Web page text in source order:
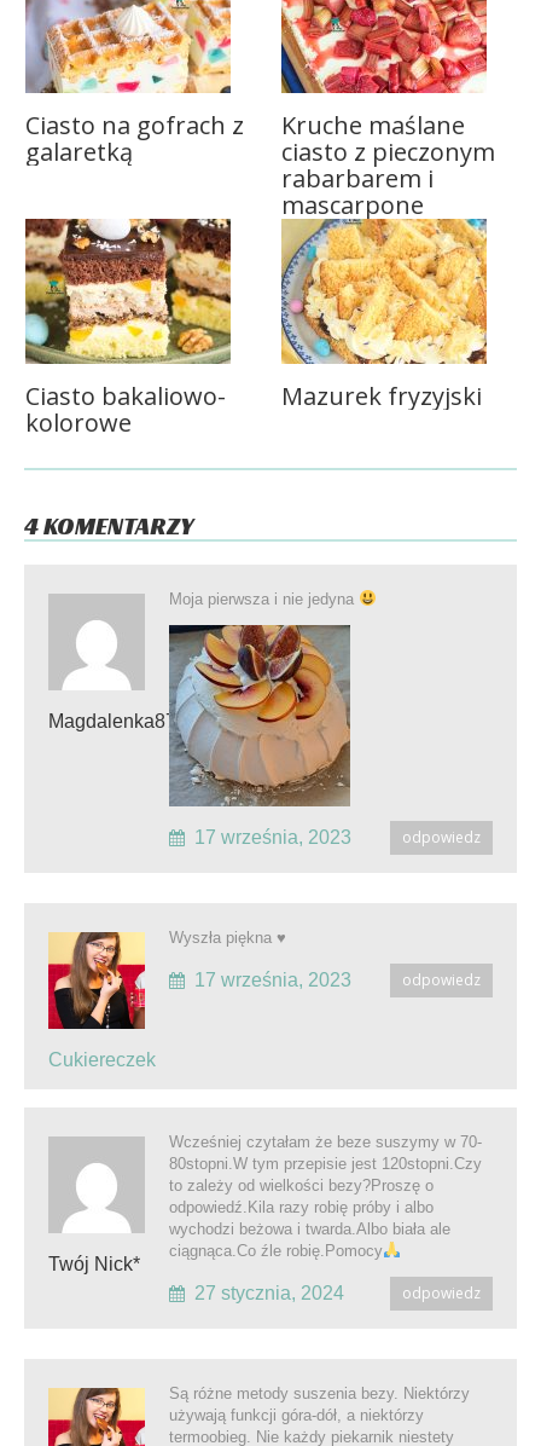
Ciasto na gofrach z
galaretką
Kruche maślane
ciasto z pieczonym
rabarbarem i
mascarpone
Ciasto bakaliowo-
kolorowe
Mazurek fryzyjski
4 KOMENTARZY
Magdalenka87
Moja pierwsza i nie jedyna
odpowiedz
17 września, 2023
Cukiereczek
Wyszła piękna ♥️
odpowiedz
17 września, 2023
Twój Nick*
Wcześniej czytałam że beze suszymy w 70-
80stopni.W tym przepisie jest 120stopni.Czy
to zależy od wielkości bezy?Proszę o
odpowiedź.Kila razy robię próby i albo
wychodzi beżowa i twarda.Albo biała ale
ciągnąca.Co źle robię.Pomocy
odpowiedz
27 stycznia, 2024
Są różne metody suszenia bezy. Niektórzy
używają funkcji góra-dół, a niektórzy
termoobieg. Nie każdy piekarnik niestety